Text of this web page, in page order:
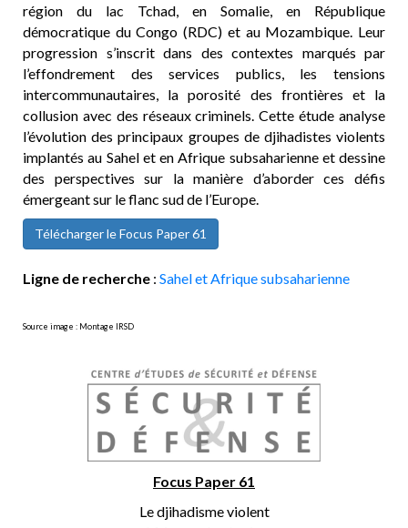
région du lac Tchad, en Somalie, en République
démocratique du Congo (RDC) et au Mozambique. Leur
progression s’inscrit dans des contextes marqués par
l’effondrement des services publics, les tensions
intercommunautaires, la porosité des frontières et la
collusion avec des réseaux criminels. Cette étude analyse
l’évolution des principaux groupes de djihadistes violents
implantés au Sahel et en Afrique subsaharienne et dessine
des perspectives sur la manière d’aborder ces défis
émergeant sur le flanc sud de l’Europe.
Télécharger le Focus Paper 61
Ligne de recherche : Sahel et Afrique subsaharienne
Source image : Montage IRSD
Focus Paper 61
Le djihadisme violent